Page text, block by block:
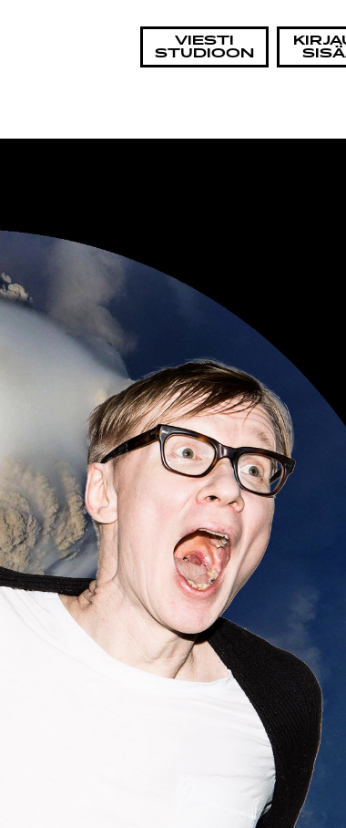
VIESTI
STUDIOON